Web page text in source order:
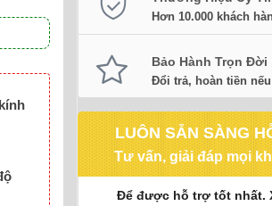
Hơn 10.000 khách
Bảo Hành Trọn Đời
Đổi trả, hoàn tiền
LUÔN SẴN SÀNG
Tư vấn, giải đáp mọi
Để được hỗ trợ tốt nhất.